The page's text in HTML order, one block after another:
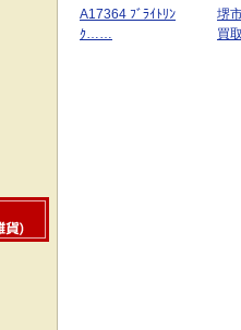
A17364 ﾌﾞﾗｲﾄﾘﾝ
ｸ……
堺
買